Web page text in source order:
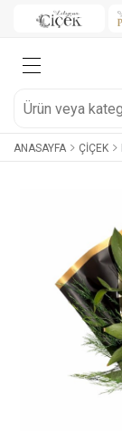
ANASAYFA ÇIÇEK